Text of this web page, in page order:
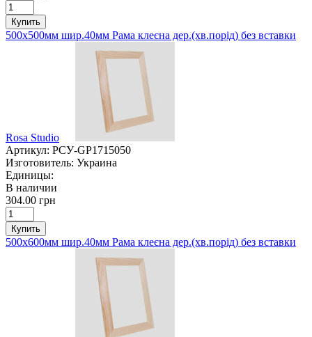
Купить
500х500мм шир.40мм Рама клеєна дер.(хв.порід) без вставки
Rosa Studio
Артикул: РСУ-GP1715050
Изготовитель: Украина
Единицы:
В наличии
304.00 грн
Купить
500х600мм шир.40мм Рама клеєна дер.(хв.порід) без вставки